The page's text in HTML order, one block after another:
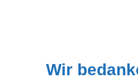
Wir